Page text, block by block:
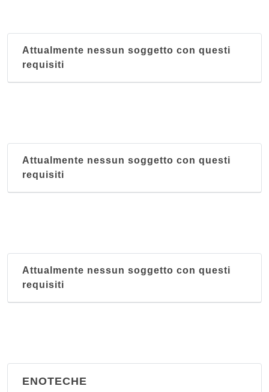
Attualmente nessun soggetto con questi
requisiti
Attualmente nessun soggetto con questi
requisiti
Attualmente nessun soggetto con questi
requisiti
ENOTECHE